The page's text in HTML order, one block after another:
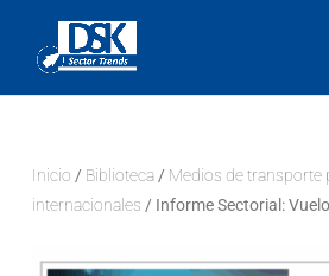
Inicio / Biblioteca/ Medios de transporte
internacionales / Informe Sectorial: